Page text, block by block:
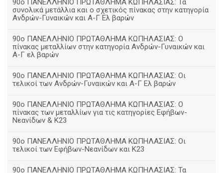
90ο ΠΑΝΕΛΛΗΝΙΟ ΠΡΩΤΑΘΛΗΜΑ ΚΩΠΗΛΑΣΙΑΣ: Τα
συνολικά μετάλλια και ο σχετικός πίνακας στην κατηγορία
Ανδρών-Γυναικών και Α-Γ Ελ βαρών
90ο ΠΑΝΕΛΛΗΝΙΟ ΠΡΩΤΑΘΛΗΜΑ ΚΩΠΗΛΑΣΙΑΣ: Ο
πίνακας μεταλλίων στην κατηγορία Ανδρών-Γυναικών και
Α-Γ ελ βαρών
90ο ΠΑΝΕΛΛΗΝΙΟ ΠΡΩΤΑΘΛΗΜΑ ΚΩΠΗΛΑΣΙΑΣ: Οι
τελικοί των Ανδρών-Γυναικών και Α-Γ Ελ βαρών
90ο ΠΑΝΕΛΛΗΝΙΟ ΠΡΩΤΑΘΛΗΜΑ ΚΩΠΗΛΑΣΙΑΣ: Ο
πίνακας των μεταλλίων για τις κατηγορίες Εφήβων-
Νεανίδων & Κ23
90ο ΠΑΝΕΛΛΗΝΙΟ ΠΡΩΤΑΘΛΗΜΑ ΚΩΠΗΛΑΣΙΑΣ: Οι
τελικοί των Εφήβων-Νεανίδων και Κ23
90o ΠΑΝΕΛΛΗΝΙΟ ΠΡΩΤΑΘΛΗΜΑ ΚΩΠΗΛΑΣΙΑΣ: Τα